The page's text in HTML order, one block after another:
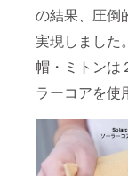
の結果、圧倒
実現しました
帽・ミトンは
ラーコアを使